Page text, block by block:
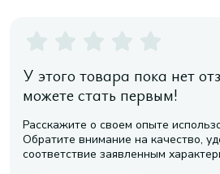
У этого товара пока нет
можете стать первым!
Расскажите о своем опыте
Обратите внимание на качество,
соответствие заявленным